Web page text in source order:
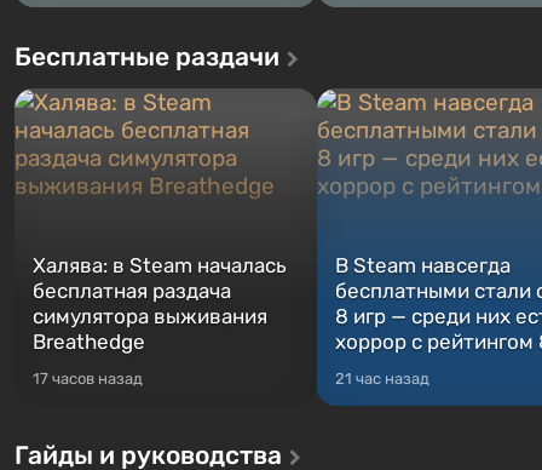
Бесплатные раздачи
Халява: в Steam началась
бесплатная раздача
симулятора выживания
Breathedge
17 часов назад
В Steam навсегда
бесплатными стали
8 игр — среди них
хоррор с рейтингом
21 час назад
Гайды и руководства